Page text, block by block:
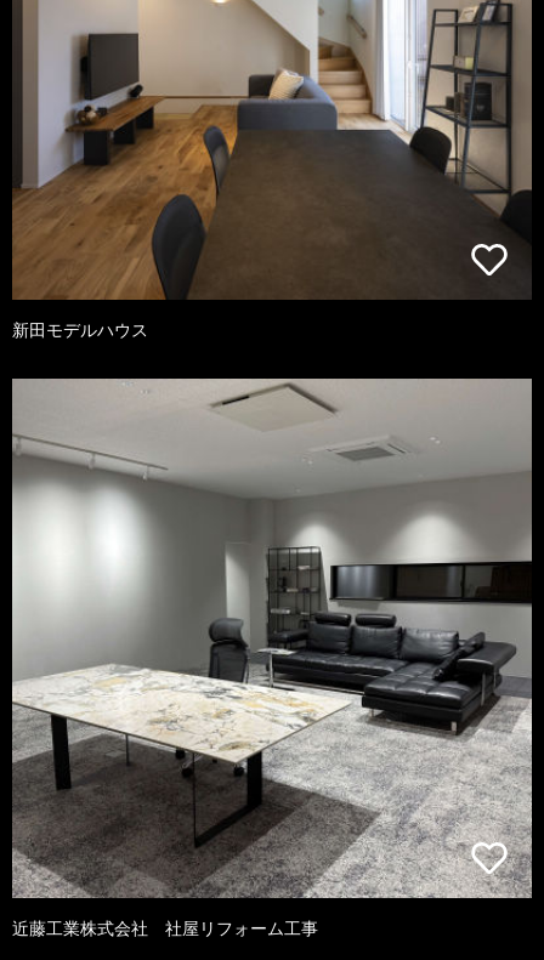
新田モデルハウス
近藤工業株式会社 社屋リフォーム工事